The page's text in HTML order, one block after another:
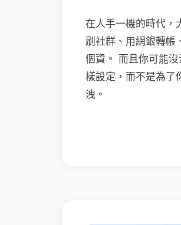
在人手一機的時代，
刷社群、用網銀轉帳
個資。 而且你可能
樣設定，而不是為了
洩。